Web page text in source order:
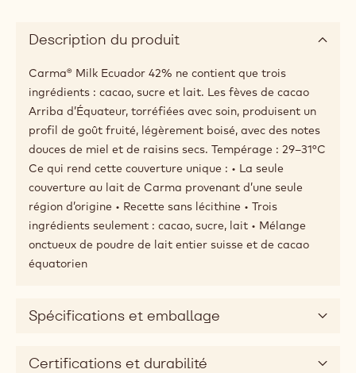
Description du produit
Carma® Milk Ecuador 42% ne contient que trois
ingrédients : cacao, sucre et lait. Les fèves de cacao
Arriba d’Équateur, torréfiées avec soin, produisent un
profil de goût fruité, légèrement boisé, avec des notes
douces de miel et de raisins secs. Tempérage : 29–31°C
Ce qui rend cette couverture unique : • La seule
couverture au lait de Carma provenant d’une seule
région d’origine • Recette sans lécithine • Trois
ingrédients seulement : cacao, sucre, lait • Mélange
onctueux de poudre de lait entier suisse et de cacao
équatorien
Spécifications et emballage
Certifications et durabilité